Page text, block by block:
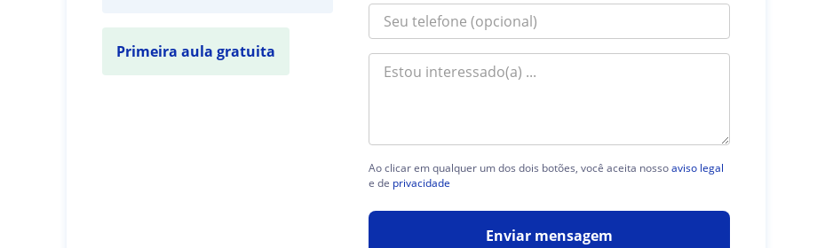
Primeira aula gratuita
Ao clicar em qualquer um dos dois botões, você aceita nossoaviso legal
e de privacidade
Enviar mensagem